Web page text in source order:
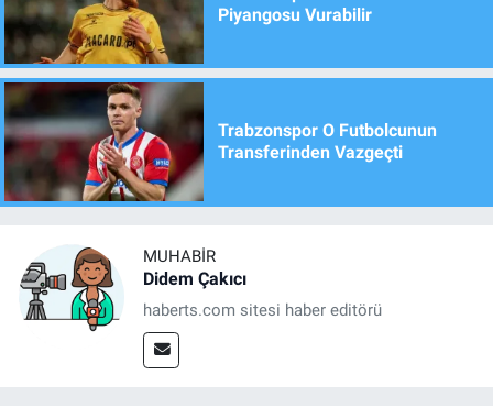
Piyangosu Vurabilir
Trabzonspor O Futbolcunun
Transferinden Vazgeçti
MUHABIR
Didem Çakıcı
haberts.com sitesi haber editörü